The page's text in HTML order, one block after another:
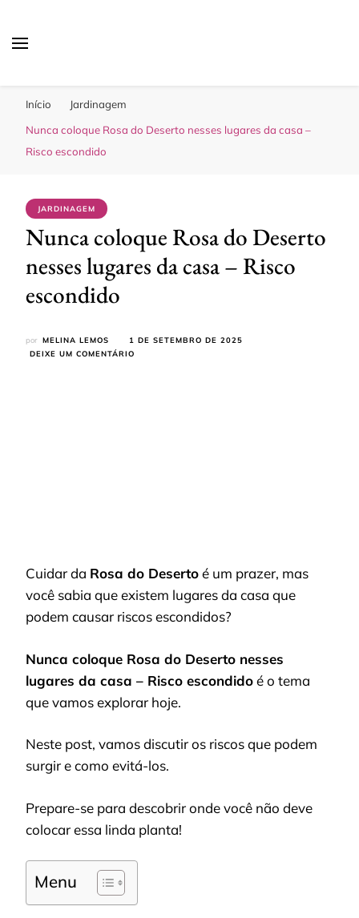
Início
Jardinagem
Nunca coloque Rosa do Deserto nesses lugares da casa –
Risco escondido
JARDINAGEM
Nunca coloque Rosa do Deserto
nesses lugares da casa – Risco
escondido
por MELINA LEMOS
1 DE SETEMBRO DE 2025
DEIXE UM COMENTÁRIO
Cuidar da Rosa do Desertoé um prazer, mas
você sabia que existem lugares da casa que
podem causar riscos escondidos?
Nunca coloque Rosa do Deserto nesses
lugares da casa – Risco escondidoé o tema
que vamos explorar hoje.
Neste post, vamos discutir os riscos que podem
surgir e como evitá-los.
Prepare-se para descobrir onde você não deve
colocar essa linda planta!
Menu